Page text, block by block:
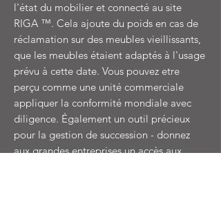
l'état du mobilier et connecté au site
RIGA ™. Cela ajoute du poids en cas de
réclamation sur des meubles vieillissants,
que les meubles étaient adaptés à l'usage
prévu à cette date. Vous pouvez etre
perçu comme une unité commerciale
appliquer la conformité mondiale avec
diligence. Également un outil précieux
pour la gestion de succession - donnez
aux grandes entreprises un accès aux